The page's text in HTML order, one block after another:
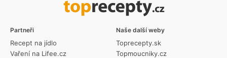
Partneři
Recept na jídlo
Vaření na Lifee.cz
Naše další weby
Toprecepty.sk
Topmoucniky.cz